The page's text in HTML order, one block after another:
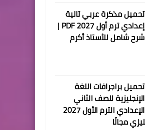
تحميل مذكرة عربي تانية
إعدادي ترم أول 2027 PDF |
شرح شامل للأستاذ أكرم
تحميل براجرافات اللغة
الإنجليزية للصف الثاني
الإعدادي الترم الأول 2027